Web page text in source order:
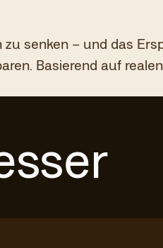
senken – und das
Basierend auf